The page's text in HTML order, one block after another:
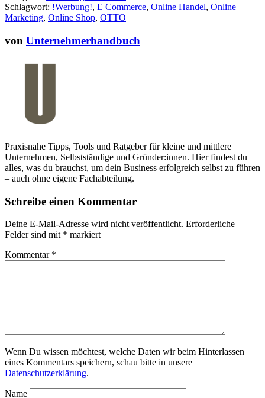
Schlagwort: !Werbung!, E Commerce, Online Handel, Online
Marketing, Online Shop, OTTO
von Unternehmerhandbuch
Praxisnahe Tipps, Tools und Ratgeber für kleine und mittlere
Unternehmen, Selbstständige und Gründer:innen. Hier findest du
alles, was du brauchst, um dein Business erfolgreich selbst zu führen
– auch ohne eigene Fachabteilung.
Schreibe einen Kommentar
Deine E-Mail-Adresse wird nicht veröffentlicht. Erforderliche
Felder sind mit * markiert
Kommentar *
Wenn Du wissen möchtest, welche Daten wir beim Hinterlassen
eines Kommentars speichern, schau bitte in unsere
Datenschutzerklärung.
Name